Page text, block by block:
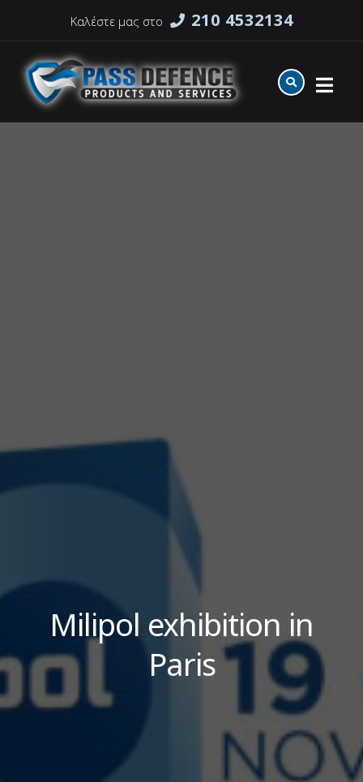
Καλέστε μας στο 210 4532134
Milipol exhibition in
Paris